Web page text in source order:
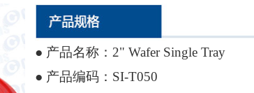
● 产品名称：2" Wafer Single Tray
● 产品编码：SI-T050